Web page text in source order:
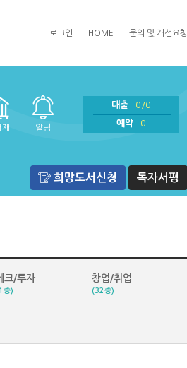
로그인 HOME 문의 및 개선요청
재 알림
대출
0/0
예약
0
희망도서신청 독자서평
크/투자
종)
창업/취업
(32종)